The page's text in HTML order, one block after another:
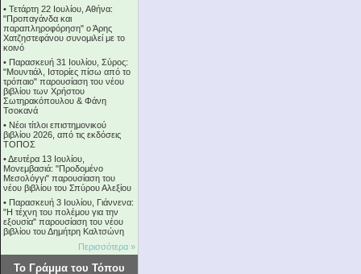
• Τετάρτη 22 Ιουλίου, Αθήνα:
"Προπαγάνδα και
παραπληροφόρηση" ο Άρης
Χατζηστεφάνου συνομιλεί με το
κοινό
• Παρασκευή 31 Ιουλίου, Σύρος:
"Μουντιάλ, Ιστορίες πίσω από το
τρόπαιο" παρουσίαση του νέου
βιβλίου των Χρήστου
Σωτηρακόπουλου & Φάνη
Τσοκανά
• Νέοι τίτλοι επιστημονικού
βιβλίου 2026, από τις εκδόσεις
ΤΟΠΟΣ
•Δευτέρα 13 Ιουλίου,
Μονεμβασιά: "Προδομένο
Μεσολόγγι" παρουσίαση του
νέου βιβλίου του Σπύρου Αλεξίου
• Παρασκευή 3 Ιουλίου, Γιάννενα:
"Η τέχνη του πολέμου για την
εξουσία" παρουσίαση του νέου
βιβλίου του Δημήτρη Καλτσώνη
Περισσότερα »
Το Γράμμα του Τόπου